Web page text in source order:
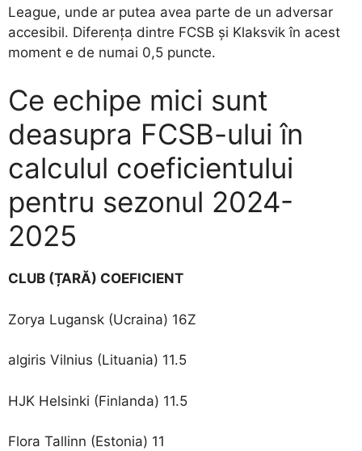
League, unde ar putea avea parte de un adversar
accesibil. Diferența dintre FCSB și Klaksvik în acest
moment e de numai 0,5 puncte.
Ce echipe mici sunt
deasupra FCSB-ului în
calculul coeficientului
pentru sezonul 2024-
2025
CLUB (ȚARĂ) COEFICIENT
Zorya Lugansk (Ucraina) 16Z
algiris Vilnius (Lituania) 11.5
HJK Helsinki (Finlanda) 11.5
Flora Tallinn (Estonia) 11